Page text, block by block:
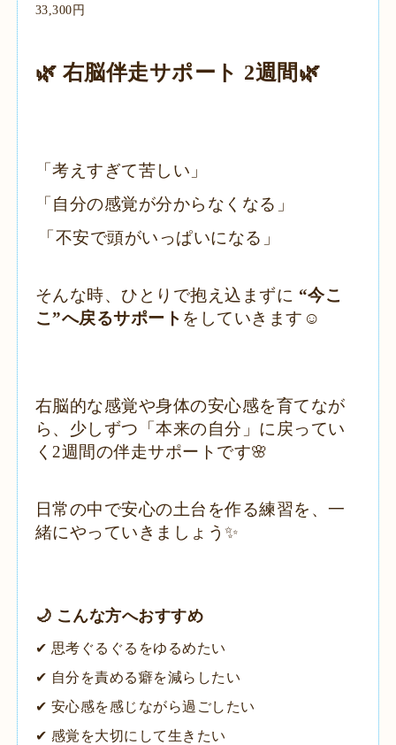
33,300円
​🌿 右脳伴走サポート 2週間🌿
「考えすぎて苦しい」
「自分の感覚が分からなくなる」
「不安で頭がいっぱいになる」
​そんな時、ひとりで抱え込まずに “今こ
こ”へ戻るサポート をしていきます☺️
右脳的な感覚や身体の安心感を育てなが
ら、少しずつ「本来の自分」に戻ってい
く2週間の伴走サポートです🌸
日常の中で安心の土台を作る練習を、一
緒にやっていきましょう✨
​🌙 こんな方へおすすめ
​✔ 思考ぐるぐるをゆるめたい
✔ 自分を責める癖を減らしたい
✔ 安心感を感じながら過ごしたい
✔ 感覚を大切にして生きたい